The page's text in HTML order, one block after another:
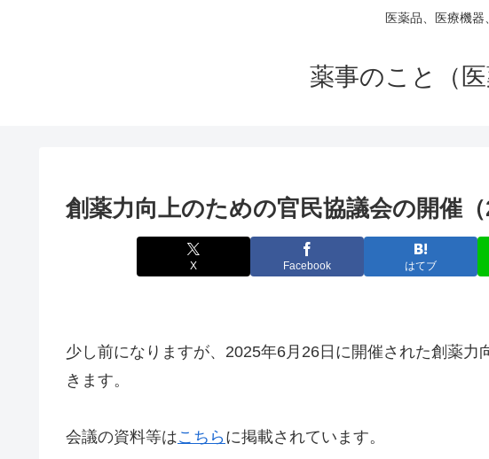
医薬品、医療機
薬事のこと（
創薬力向上のための官民協議会の開催（
X Facebook はてブ
少し前になりますが、2025年6月26日に開催された創薬力
きます。
会議の資料等はこちら に掲載されています。